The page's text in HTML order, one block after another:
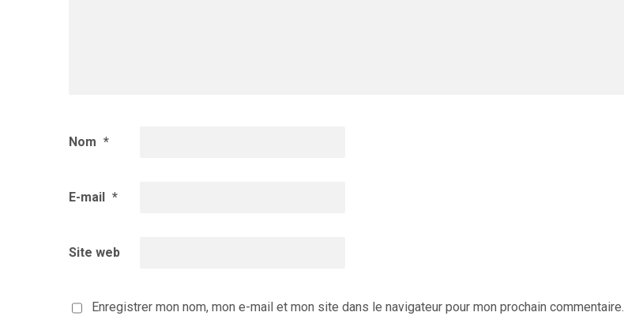
Nom *
E-mail *
Site web
Enregistrer mon nom, mon e-mail et mon site dans le navigateur pour mon prochain commentaire.